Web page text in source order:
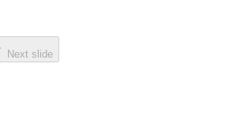
Next slide